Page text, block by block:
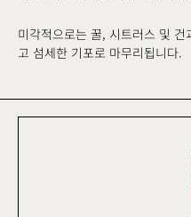
미각적으로는 꿀, 시트러스 및
고 섬세한 기포로 마무리됩니다.